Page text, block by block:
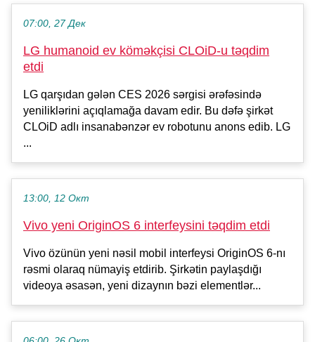
07:00, 27 Дек
LG humanoid ev köməkçisi CLOiD-u təqdim
etdi
LG qarşıdan gələn CES 2026 sərgisi ərəfəsində
yeniliklərini açıqlamağa davam edir. Bu dəfə şirkət
CLOiD adlı insanabənzər ev robotunu anons edib. LG
...
13:00, 12 Окт
Vivo yeni OriginOS 6 interfeysini təqdim etdi
Vivo özünün yeni nəsil mobil interfeysi OriginOS 6-nı
rəsmi olaraq nümayiş etdirib. Şirkətin paylaşdığı
videoya əsasən, yeni dizaynın bəzi elementlər...